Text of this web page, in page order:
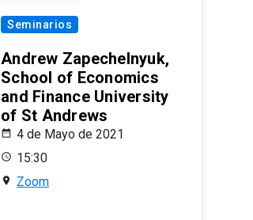
Seminarios
Andrew Zapechelnyuk,
School of Economics
and Finance University
of St Andrews
4 de Mayo de 2021
15:30
Zoom